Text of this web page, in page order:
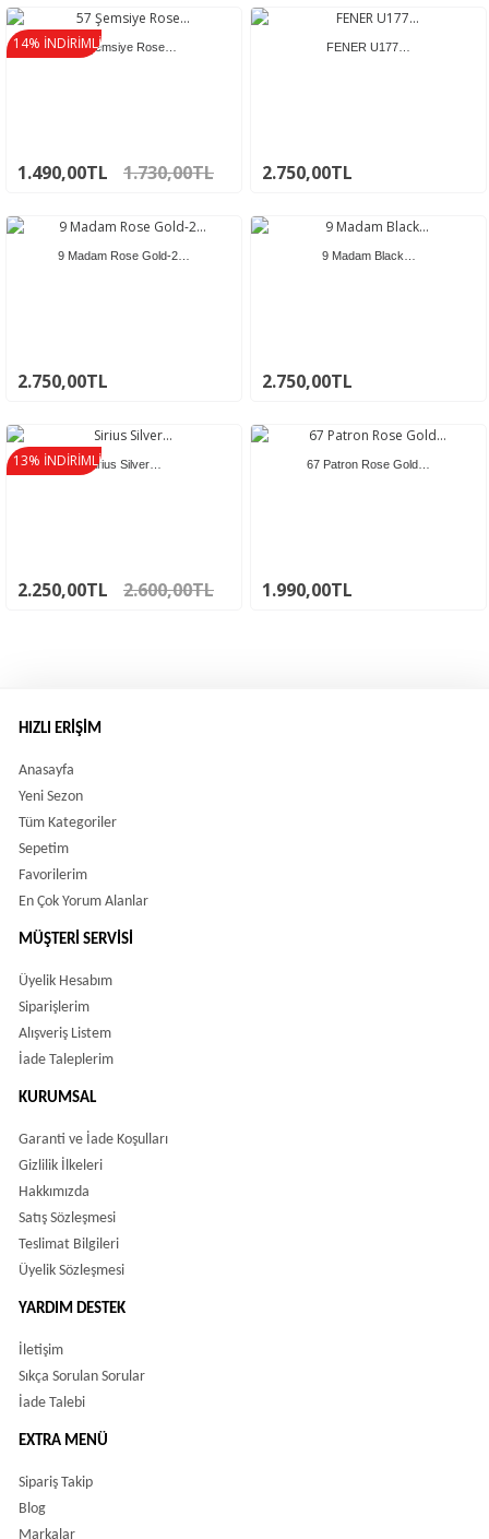
14% İNDİRİMLİ57 Şemsiye Rose…
1.490,00TL 1.730,00TL
FENER U177…
2.750,00TL
9 Madam Rose Gold-2…
2.750,00TL
9 Madam Black…
2.750,00TL
13% İNDİRİMLİSirius Silver…
2.250,00TL 2.600,00TL
67 Patron Rose Gold…
1.990,00TL
HIZLI ERIŞIM
Anasayfa
Yeni Sezon
Tüm Kategoriler
Sepetim
Favorilerim
En Çok Yorum Alanlar
MÜŞTERI SERVISI
Üyelik Hesabım
Siparişlerim
Alışveriş Listem
İade Taleplerim
KURUMSAL
Garanti ve İade Koşulları
Gizlilik İlkeleri
Hakkımızda
Satış Sözleşmesi
Teslimat Bilgileri
Üyelik Sözleşmesi
YARDIM DESTEK
İletişim
Sıkça Sorulan Sorular
İade Talebi
EXTRA MENÜ
Sipariş Takip
Blog
Markalar